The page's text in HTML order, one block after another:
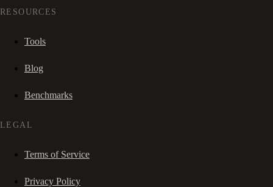
RESOURCES
Tools
Blog
Benchmarks
LEGAL
Terms of Service
Privacy Policy